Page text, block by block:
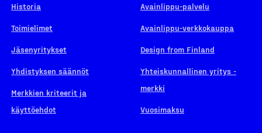
Historia
Toimielimet
Jäsenyritykset
Yhdistyksen säännöt
Merkkien kriteerit ja
käyttöehdot
Avainlippu-palvelu
Avainlippu-verkkokauppa
Design from Finland
Yhteiskunnallinen yritys -
merkki
Vuosimaksu